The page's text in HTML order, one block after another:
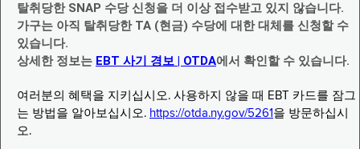
탈취당한 SNAP 수당 신청을 더 이상 접수받고 있지 않습니다.
가구는 아직 탈취당한 TA (현금) 수당에 대한 대체를 신청할 수
있습니다.
상세한 정보는 EBT 사기 경보 | OTDA에서 확인할 수 있습니다.
여러분의 혜택을 지키십시오. 사용하지 않을 때 EBT 카드를 잠그
는 방법을 알아보십시오. https://otda.ny.gov/5261 을 방문하십시
오.